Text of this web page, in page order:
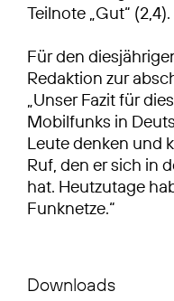
Teilnote „Gut“ (2,4).
Für den
Redaktion zur
„Unser Fazit für
Mobilfunks in
Leute denken und
Ruf, den er sich in
hat. Heutzutage
Funknetze.“
Downloads